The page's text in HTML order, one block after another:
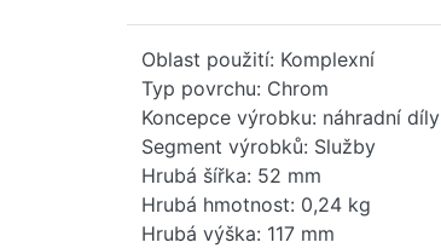
Oblast použití: Komplexní
Typ povrchu: Chrom
Koncepce výrobku: náhradní díly
Segment výrobků: Služby
Hrubá šířka: 52 mm
Hrubá hmotnost: 0,24 kg
Hrubá výška: 117 mm